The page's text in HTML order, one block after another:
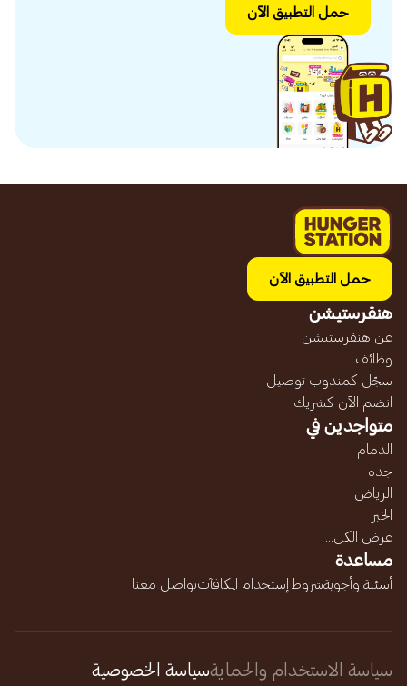
حمل التطبيق الآن
حمل التطبيق الآن
هنقرستيشن
عن هنقرستيشن
وظائف
سجّل كمندوب توصيل
انضم الآن كشريك
متواجدين في
الدمام
جده
الرياض
الخبر
عرض الكل...
مساعدة
أسئلة وأجوبةشروط إستخدام المكافآتتواصل معنا
سياسة الاستخدام والحمايةسياسة الخصوصية